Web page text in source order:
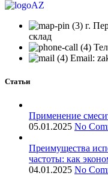
г.
склад
Email:
Статьи
Применение
05.01.2025 No
Преимущества
частоты: как
04.01.2025 No